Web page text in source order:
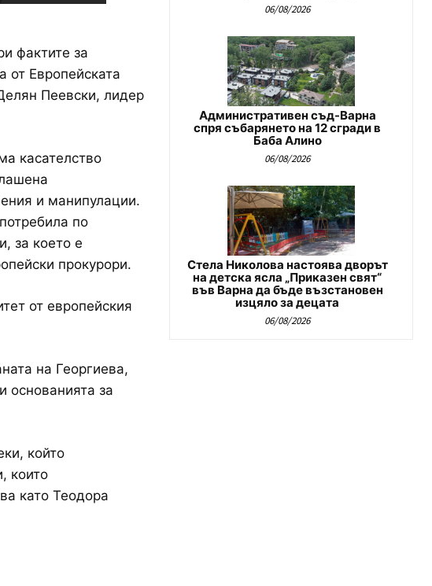
фактите за
от Европейската
Пеевски, лидер
касателство
и манипулации.
по
за което е
прокурори.
от европейския
на Георгиева,
основанията за
който
които
като Теодора
06/08/2026
Административен съд-Варна
спря събарянето на 12 сгради в
Баба Алино
06/08/2026
Стела Николова настоява дворът
на детска ясла „Приказен свят“
във Варна да бъде възстановен
изцяло за децата
06/08/2026